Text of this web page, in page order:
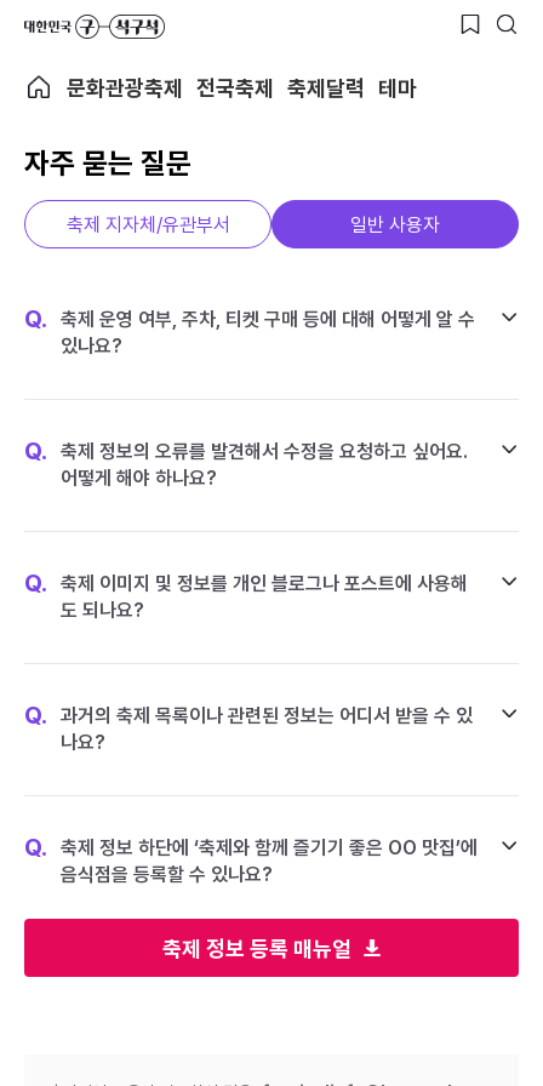
문화관광축제 전국축제 축제달력 테마
자주 묻는 질문
축제 정보 등록 매뉴얼
축제 지자체/유관부서 일반 사용자
Q.
축제 운영 여부, 주차, 티켓 구매 등에 대해 어떻게 알 수
있나요?
Q.
축제 정보의 오류를 발견해서 수정을 요청하고 싶어요.
어떻게 해야 하나요?
Q.
축제 이미지 및 정보를 개인 블로그나 포스트에 사용해
도 되나요?
Q.
과거의 축제 목록이나 관련된 정보는 어디서 받을 수 있
나요?
Q.
축제 정보 하단에 ‘축제와 함께 즐기기 좋은 OO 맛집’에
음식점을 등록할 수 있나요?